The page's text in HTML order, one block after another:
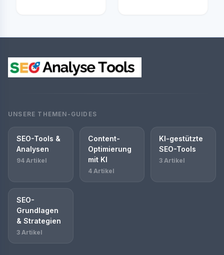
UNSERE THEMEN-GUIDES
SEO-Tools &
Analysen
94 Artikel
Content-
Optimierung
mit KI
4 Artikel
KI-gestützte
SEO-Tools
3 Artikel
SEO-
Grundlagen
& Strategien
3 Artikel